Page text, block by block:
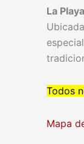
La
Todos
Mapa